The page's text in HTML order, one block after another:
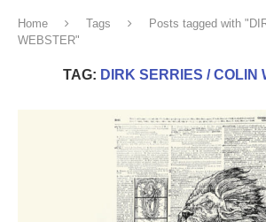
Home Tags
Posts tagged with
WEBSTER"
TAG: DIRK SERRIES / COLIN